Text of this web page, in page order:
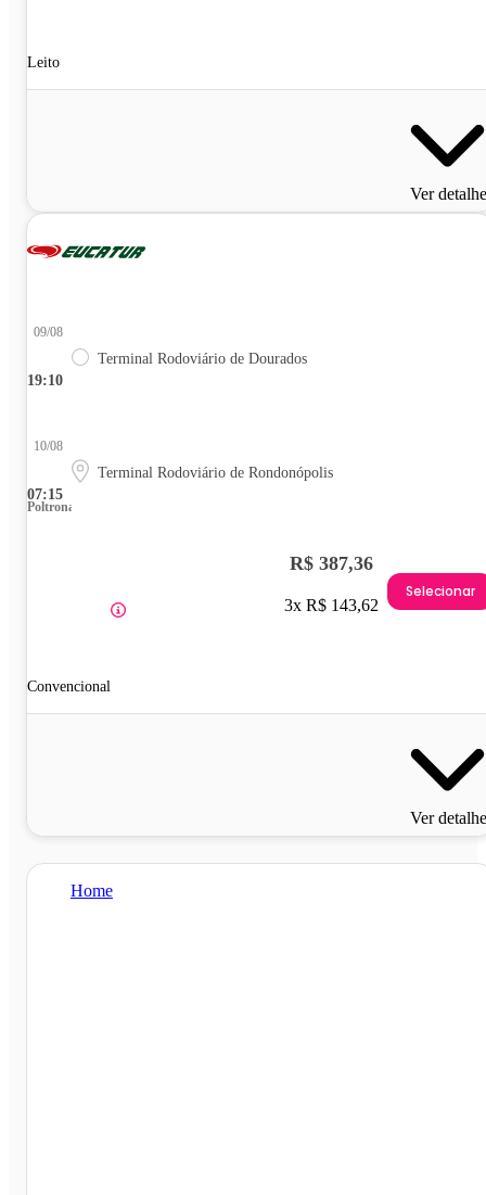
Leito
Ver
19:10
09/08
Terminal Rodoviário de Dourados
07:15
10/08
Terminal Rodoviário de Rondonópolis
Poltrona
Convencional
R$ 387,36
3x R$ 143,62
Selecionar
Ver
Home